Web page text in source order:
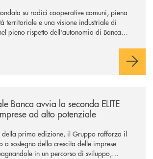
su radici cooperative comuni, piena
territoriale e una visione industriale di
pieno rispetto dell'autonomia di Banca
per la finalizzazione dell’operazione.
Banca avvia la seconda ELITE
ad alto potenziale
della prima edizione, il Gruppo rafforza il
sostegno della crescita delle imprese
in un percorso di sviluppo,